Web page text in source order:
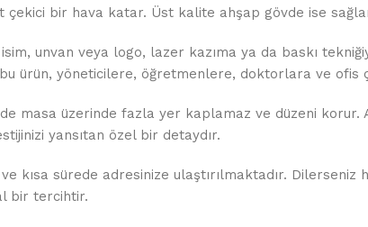
çekici bir hava katar. Üst kalite ahşap gövde ise
unvan veya logo, lazer kazıma ya da baskı
ürün, yöneticilere, öğretmenlere, doktorlara ve ofis
masa üzerinde fazla yer kaplamaz ve düzeni
yansıtan özel bir detaydır.
kısa sürede adresinize ulaştırılmaktadır.
bir tercihtir.